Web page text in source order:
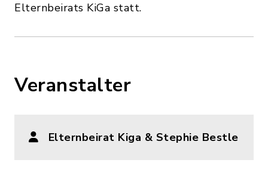
Elternbeirats KiGa statt.
Veranstalter
Elternbeirat Kiga & Stephie Bestle